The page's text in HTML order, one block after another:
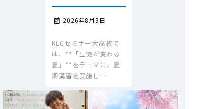
 2026年8月3日
KLCセミナー大高校で
は、**「生徒が変わる
夏」**をテーマに、夏
期講習を実施し…